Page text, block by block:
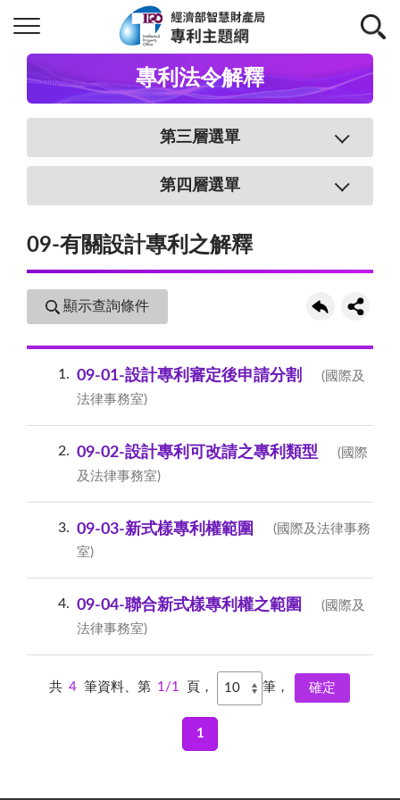
專利法令解釋
第三層選單
第四層選單
09-有關設計專利之解釋
顯示查詢條件
1 09-01-設計專利審定後申請分割
(國際及
法律事務室)
2 09-02-設計專利可改請之專利類型
(國際
及法律事務室)
3 09-03-新式樣專利權範圍
(國際及法律事務
室)
4 09-04-聯合新式樣專利權之範圍
(國際及
法律事務室)
共 4 筆資料、第 1/1 頁， 筆，
1